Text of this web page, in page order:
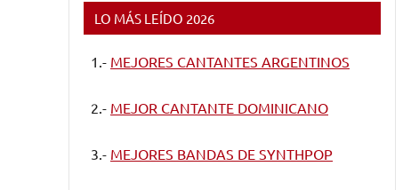
LO MÁS LEÍDO 2026
1.- MEJORES CANTANTES ARGENTINOS
2.- MEJOR CANTANTE DOMINICANO
3.- MEJORES BANDAS DE SYNTHPOP